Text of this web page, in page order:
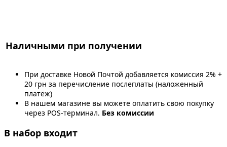
Наличными при получении
При доставке Новой Почтой добавляется комиссия 2% +
20 грн за перечисление послеплаты (наложенный
платёж)
В нашем магазине вы можете оплатить свою покупку
через POS-терминал. Без комиссии
В набор входит